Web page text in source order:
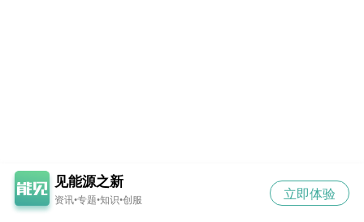
见能源之新
资讯•专题•知识•创服 立即体验